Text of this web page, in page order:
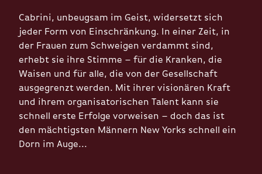
Cabrini, unbeugsam im Geist, widersetzt sich
jeder Form von Einschränkung. In einer Zeit, in
der Frauen zum Schweigen verdammt sind,
erhebt sie ihre Stimme – für die Kranken, die
Waisen und für alle, die von der Gesellschaft
ausgegrenzt werden. Mit ihrer visionären Kraft
und ihrem organisatorischen Talent kann sie
schnell erste Erfolge vorweisen – doch das ist
den mächtigsten Männern New Yorks schnell ein
Dorn im Auge...